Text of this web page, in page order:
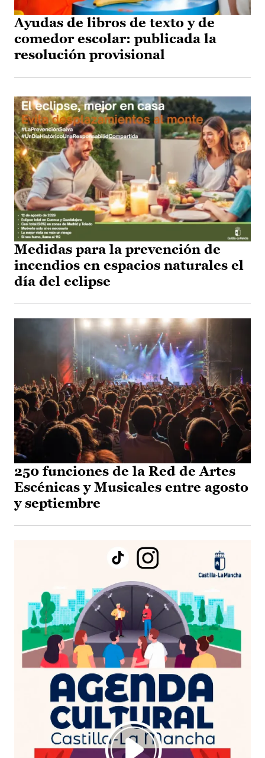
Ayudas de libros de texto y de
comedor escolar: publicada la
resolución provisional
Medidas para la prevención de
incendios en espacios naturales el
día del eclipse
250 funciones de la Red de Artes
Escénicas y Musicales entre agosto
y septiembre